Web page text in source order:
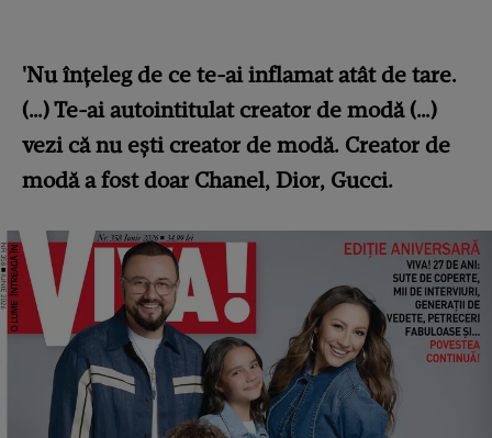
'Nu înțeleg de ce te-ai inflamat atât de tare.
(…) Te-ai autointitulat creator de modă (…)
vezi că nu ești creator de modă. Creator de
modă a fost doar Chanel, Dior, Gucci.